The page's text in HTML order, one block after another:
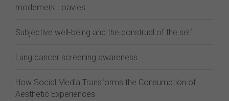
modemerk Loavies
Subjective well-being and the construal of the self
Lung cancer screening awareness
How Social Media Transforms the Consumption of
Aesthetic Experiences